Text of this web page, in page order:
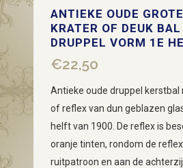
ANTIEKE OUDE
KRATER OF DEUK
DRUPPEL VORM 1E
€22,50
Antieke oude druppel kerstbal
of reflex van dun geblazen
helft van 1900. De reflex is
oranje tinten, rondom de
ruitpatroon en aan de